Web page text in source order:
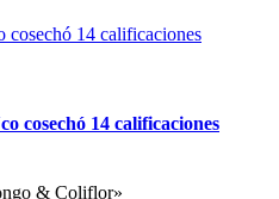
cosechó 14 calificaciones
cosechó 14 calificaciones